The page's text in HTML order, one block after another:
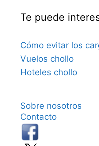
Te puede
Cómo evitar los
Vuelos chollo
Hoteles chollo
Sobre nosotros
Contacto